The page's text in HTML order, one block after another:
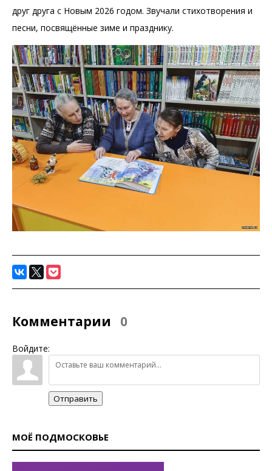
друг друга с Новым 2026 годом. Звучали стихотворения и
песни, посвящённые зиме и празднику.
Комментарии 0
Войдите:
Отправить
МОЁ ПОДМОСКОВЬЕ